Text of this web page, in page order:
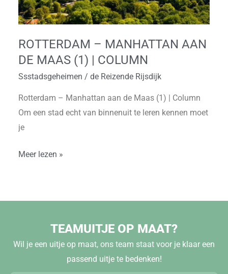
ROTTERDAM – MANHATTAN AAN
DE MAAS (1) | COLUMN
Ssstadsgeheimen / de Reizende Rijsdijk
Rotterdam – Manhattan aan de Maas (1) | Column
Om een stad echt van binnenuit te leren kennen moet
je
(1)
|
Column
Meer lezen »
TEAMUITJE OP MAAT?
Wil je een uitje op maat, ons team staat voor je klaar een
passend uitje te bedenken!